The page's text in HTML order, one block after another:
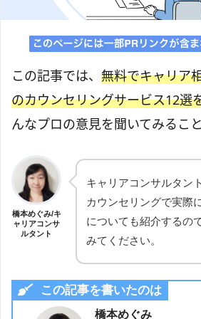
この記事では、 無料でキャリア
のカウンセリングサービス12選
んなプロの意見を聞いてみるこ
橋本めぐみ/キ
ャリアコンサ
ルタント
キャリアコンサルタン
カウンセリングで実際
についても紹介するの
みてください。
この記事を書いたのは
橋本めぐみ